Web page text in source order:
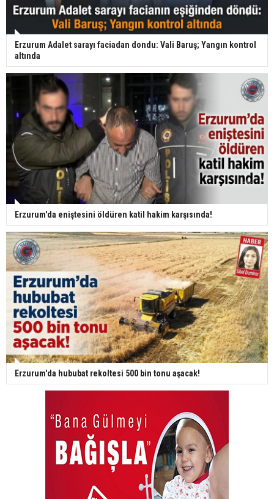
Erzurum Adalet sarayı faciadan dondu: Vali Baruş; Yangın kontrol
altında
Erzurum'da eniştesini öldüren katil hakim karşısında!
Erzurum'da hububat rekoltesi 500 bin tonu aşacak!